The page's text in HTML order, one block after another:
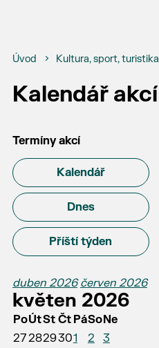
Úvod Kultura, sport, turistika
Kalendář akcí
Termíny akcí
Kalendář
Dnes
Příští týden
duben 2026 červen 2026
květen 2026
PoÚtSt Čt PáSoNe
272829301 2
3